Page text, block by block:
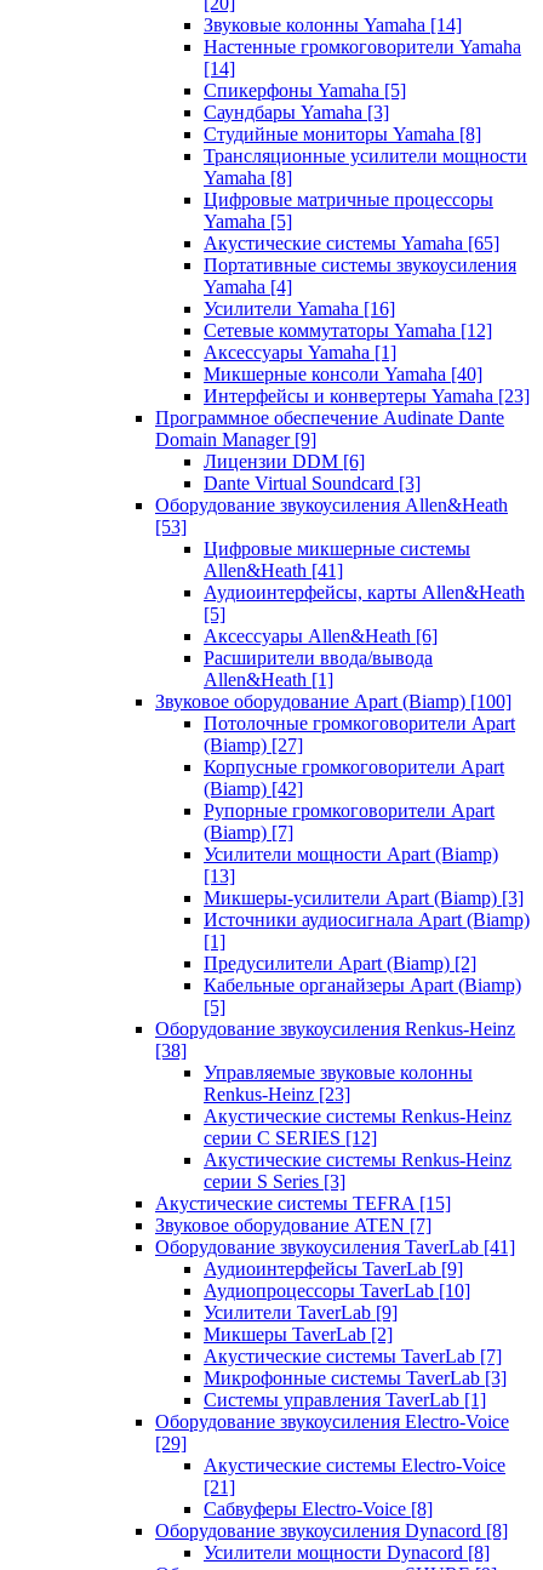
Звуковые колонны Yamaha [14]
Настенные громкоговорители Yamaha
[14]
Спикерфоны Yamaha [5]
Саундбары Yamaha [3]
Студийные мониторы Yamaha [8]
Трансляционные усилители мощности
Yamaha [8]
Цифровые матричные процессоры
Yamaha [5]
Акустические системы Yamaha [65]
Портативные системы звукоусиления
Yamaha [4]
Усилители Yamaha [16]
Сетевые коммутаторы Yamaha [12]
Аксессуары Yamaha [1]
Микшерные консоли Yamaha [40]
Интерфейсы и конвертеры Yamaha [23]
Программное обеспечение Audinate Dante
Domain Manager [9]
Лицензии DDM [6]
Dante Virtual Soundcard [3]
Оборудование звукоусиления Allen&Heath
[53]
Цифровые микшерные системы
Allen&Heath [41]
Аудиоинтерфейсы, карты Allen&Heath
[5]
Аксессуары Allen&Heath [6]
Расширители ввода/вывода
Allen&Heath [1]
Звуковое оборудование Apart (Biamp) [100]
Потолочные громкоговорители Apart
(Biamp) [27]
Корпусные громкоговорители Apart
(Biamp) [42]
Рупорные громкоговорители Apart
(Biamp) [7]
Усилители мощности Apart (Biamp)
[13]
Микшеры-усилители Apart (Biamp) [3]
Источники аудиосигнала Apart (Biamp)
[1]
Предусилители Apart (Biamp) [2]
Кабельные органайзеры Apart (Biamp)
[5]
Оборудование звукоусиления Renkus-Heinz
[38]
Управляемые звуковые колонны
Renkus-Heinz [23]
Акустические системы Renkus-Heinz
серии C SERIES [12]
Акустические системы Renkus-Heinz
серии S Series [3]
Акустические системы TEFRA [15]
Звуковое оборудование ATEN [7]
Оборудование звукоусиления TaverLab [41]
Аудиоинтерфейсы TaverLab [9]
Аудиопроцессоры TaverLab [10]
Усилители TaverLab [9]
Микшеры TaverLab [2]
Акустические системы TaverLab [7]
Микрофонные системы TaverLab [3]
Системы управления TaverLab [1]
Оборудование звукоусиления Electro-Voice
[29]
Акустические системы Electro-Voice
[21]
Сабвуферы Electro-Voice [8]
Оборудование звукоусиления Dynacord [8]
Усилители мощности Dynacord [8]